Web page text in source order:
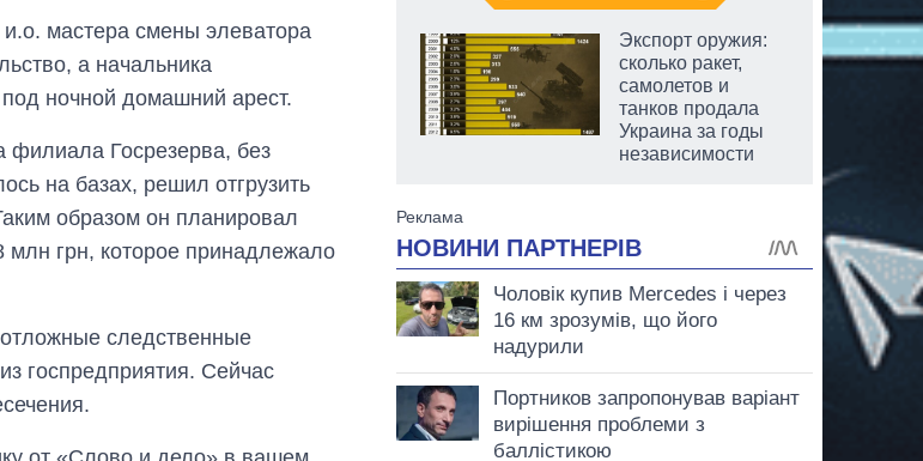
мастера смены элеватора
а начальника
ночной домашний арест.
филиала Госрезерва, без
на базах, решил отгрузить
образом он планировал
млн грн, которое принадлежало
следственные
госпредприятия. Сейчас
Сколько
картофеля
выращивали в
Украине до и во
войны
Экспорт оружия:
сколько ракет,
самолетов и
танков продала
Украина за годы
независимости